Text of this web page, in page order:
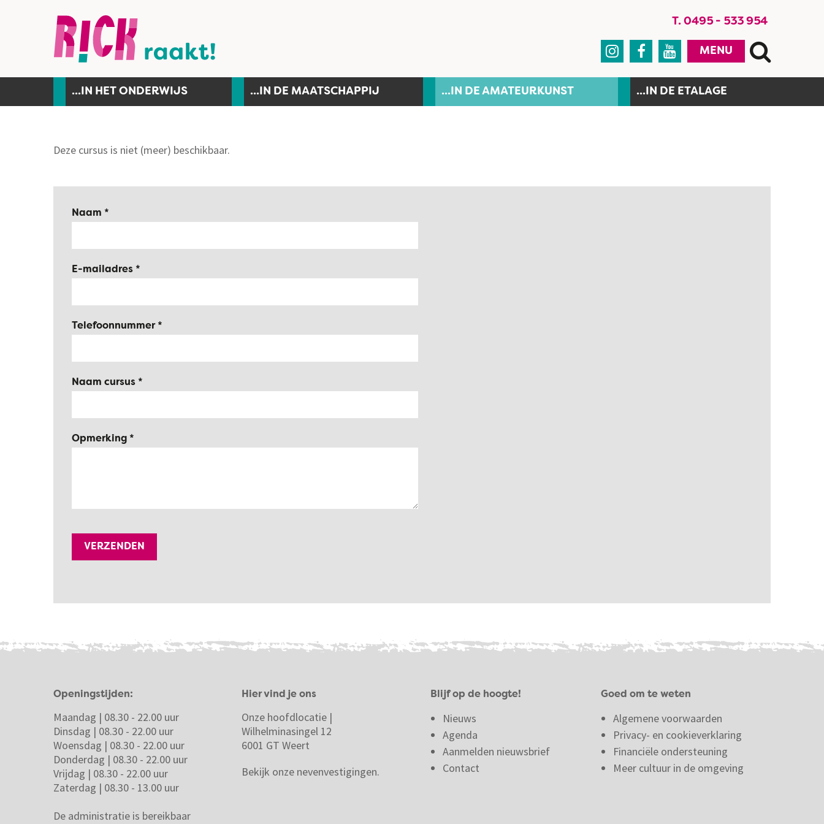
T. 0495 - 533 954
   MENU
...IN HET ONDERWIJS ...IN DE MAATSCHAPPIJ ...IN DE AMATEURKUNST ...IN DE ETALAGE
Deze cursus is niet (meer) beschikbaar.
Naam
E-mailadres
Telefoonnummer
Naam cursus
Opmerking
Openingstijden:
Maandag | 08.30 - 22.00 uur
Dinsdag | 08.30 - 22.00 uur
Woensdag | 08.30 - 22.00 uur
Donderdag | 08.30 - 22.00 uur
Vrijdag | 08.30 - 22.00 uur
Zaterdag | 08.30 - 13.00 uur
De administratie is bereikbaar
Hier vind je ons
Onze hoofdlocatie |
Wilhelminasingel 12
6001 GT Weert
Bekijk onze nevenvestigingen.
Blijf op de hoogte!
Nieuws
Agenda
Aanmelden nieuwsbrief
Contact
Goed om te weten
Algemene voorwaarden
Privacy- en cookieverklaring
Financiële ondersteuning
Meer cultuur in de omgeving